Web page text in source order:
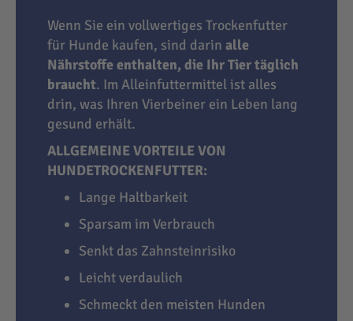
Wenn Sie ein vollwertiges Trockenfutter
für Hunde kaufen, sind darin alle
Nährstoffe enthalten, die Ihr Tier täglich
braucht. Im Alleinfuttermittel ist alles
drin, was Ihren Vierbeiner ein Leben lang
gesund erhält.
ALLGEMEINE VORTEILE VON
HUNDETROCKENFUTTER:
Lange Haltbarkeit
Sparsam im Verbrauch
Senkt das Zahnsteinrisiko
Leicht verdaulich
Schmeckt den meisten Hunden